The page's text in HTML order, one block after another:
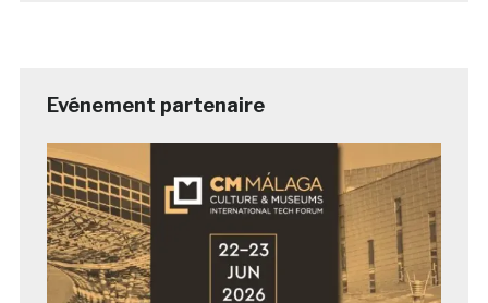
Evénement partenaire